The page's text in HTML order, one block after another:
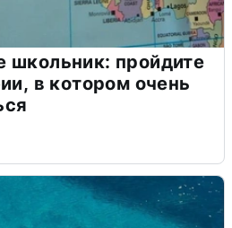
школьник: пройдите
в котором очень